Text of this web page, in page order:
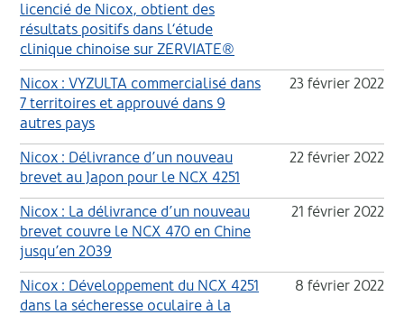
licencié de Nicox, obtient des
résultats positifs dans l‘étude
clinique chinoise sur ZERVIATE®
Nicox : VYZULTA commercialisé dans
7 territoires et approuvé dans 9
autres pays
23 février 2022
Nicox : Délivrance d’un nouveau
brevet au Japon pour le NCX 4251
22 février 2022
Nicox : La délivrance d’un nouveau
brevet couvre le NCX 470 en Chine
jusqu’en 2039
21 février 2022
Nicox : Développement du NCX 4251
dans la sécheresse oculaire à la
8 février 2022